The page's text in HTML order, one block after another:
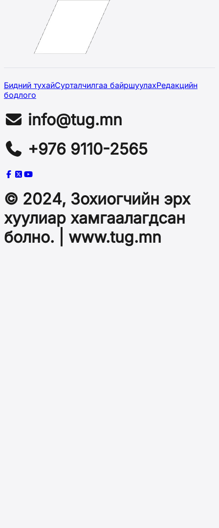
Бидний тухайСурталчилгаа байршуулахРедакцийн
бодлого
info@tug.mn
+976 9110-2565
© 2024, Зохиогчийн эрх
хуулиар хамгаалагдсан
болно. | www.tug.mn